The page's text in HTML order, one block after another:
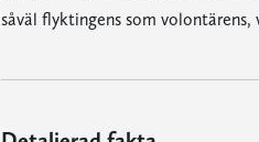
såväl flyktingens som